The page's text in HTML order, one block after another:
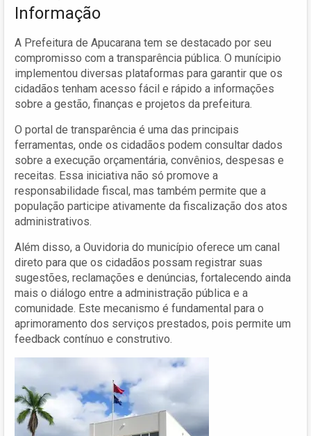
Informação
A Prefeitura de Apucarana tem se destacado por seu
compromisso com a transparência pública. O munícipio
implementou diversas plataformas para garantir que os
cidadãos tenham acesso fácil e rápido a informações
sobre a gestão, finanças e projetos da prefeitura.
O portal de transparência é uma das principais
ferramentas, onde os cidadãos podem consultar dados
sobre a execução orçamentária, convênios, despesas e
receitas. Essa iniciativa não só promove a
responsabilidade fiscal, mas também permite que a
população participe ativamente da fiscalização dos atos
administrativos.
Além disso, a Ouvidoria do município oferece um canal
direto para que os cidadãos possam registrar suas
sugestões, reclamações e denúncias, fortalecendo ainda
mais o diálogo entre a administração pública e a
comunidade. Este mecanismo é fundamental para o
aprimoramento dos serviços prestados, pois permite um
feedback contínuo e construtivo.